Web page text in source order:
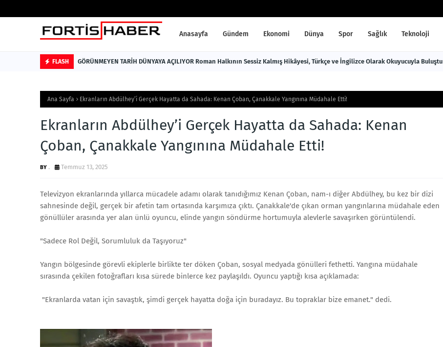
Anasayfa Gündem Ekonomi Dünya Spor Sağlık Teknoloji
FLASH GÖRÜNMEYEN TARİH DÜNYAYA AÇILIYOR Roman Halkının Sessiz Kalmış Hikâyesi, Türkçe ve İngilizce Olarak Okuyucuyla Buluştu
Ana Sayfa Ekranların Abdülhey’i Gerçek Hayatta da Sahada: Kenan Çoban, Çanakkale Yangınına Müdahale Etti!
Ekranların Abdülhey’i Gerçek Hayatta da Sahada: Kenan
Çoban, Çanakkale Yangınına Müdahale Etti!
. Temmuz 13, 2025
Televizyon ekranlarında yıllarca mücadele adamı olarak tanıdığımız Kenan Çoban, nam-ı diğer Abdülhey, bu kez bir dizi
sahnesinde değil, gerçek bir afetin tam ortasında karşımıza çıktı. Çanakkale'de çıkan orman yangınlarına müdahale eden
gönüllüler arasında yer alan ünlü oyuncu, elinde yangın söndürme hortumuyla alevlerle savaşırken görüntülendi.
"Sadece Rol Değil, Sorumluluk da Taşıyoruz"
Yangın bölgesinde görevli ekiplerle birlikte ter döken Çoban, sosyal medyada gönülleri fethetti. Yangına müdahale
sırasında çekilen fotoğrafları kısa sürede binlerce kez paylaşıldı. Oyuncu yaptığı kısa açıklamada:
"Ekranlarda vatan için savaştık, şimdi gerçek hayatta doğa için buradayız. Bu topraklar bize emanet." dedi.